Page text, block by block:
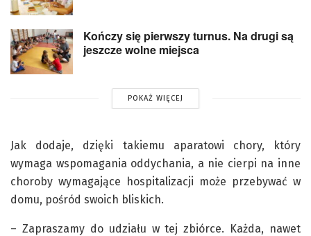
Kończy się pierwszy turnus. Na drugi są
jeszcze wolne miejsca
POKAŻ WIĘCEJ
Jak dodaje, dzięki takiemu aparatowi chory, który
wymaga wspomagania oddychania, a nie cierpi na inne
choroby wymagające hospitalizacji może przebywać w
domu, pośród swoich bliskich.
– Zapraszamy do udziału w tej zbiórce. Każda, nawet